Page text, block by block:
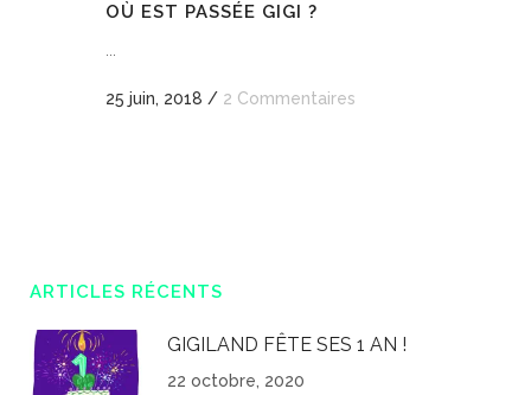
OÙ EST PASSÉE GIGI ?
25 juin, 2018 / 2 Commentaires
ARTICLES RÉCENTS
GIGILAND FÊTE SES 1 AN !
22 octobre, 2020